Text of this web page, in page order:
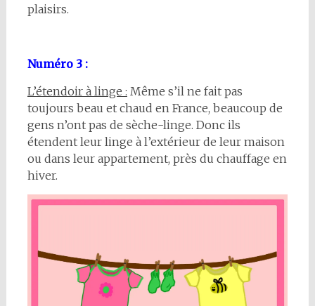
plaisirs.
Numéro 3 :
L’étendoir à linge : Même s’il ne fait pas
toujours beau et chaud en France, beaucoup de
gens n’ont pas de sèche-linge. Donc ils
étendent leur linge à l’extérieur de leur maison
ou dans leur appartement, près du chauffage en
hiver.